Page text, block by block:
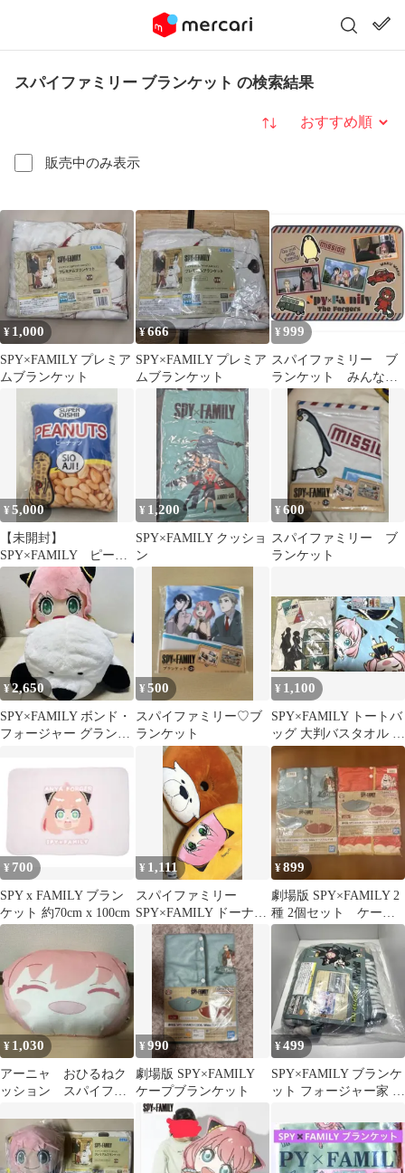
スパイファミリー ブランケット の検索結果
販売中のみ表示
並び替え
¥ 1,000
SPY×FAMILY プレミア
ムブランケット
¥666
SPY×FAMILY プレミア
ムブランケット
¥999
スパイファミリー ブ
ランケット みんなで
おでかけ バスタオル タ
オル アーニャ
¥5,000
【未開封】
SPY×FAMILY ピーナ
ッツクッションブラン
ケット
¥ 1,200
SPY×FAMILY クッショ
ン
¥600
スパイファミリー ブ
ランケット
¥2,650
SPY×FAMILY ボンド・
フォージャー グランデ
¥500
スパイファミリー♡ブ
ランケット
¥ 1,100
SPY×FAMILY トートバ
ッグ 大判バスタオル 2
点セット
¥ 700
SPY x FAMILY ブラン
ケット 約70cm x 100cm
¥ 1,111
スパイファミリー
SPY×FAMILY ドーナツ
型クッション セット
¥899
劇場版 SPY×FAMILY 2
種 2個セット ケープ
ブランケット
¥ 1,030
アーニャ おひるねク
ッション スパイファ
¥990
劇場版 SPY×FAMILY
ケープブランケット
¥499
SPY×FAMILY ブランケ
ット フォージャー家 ボ